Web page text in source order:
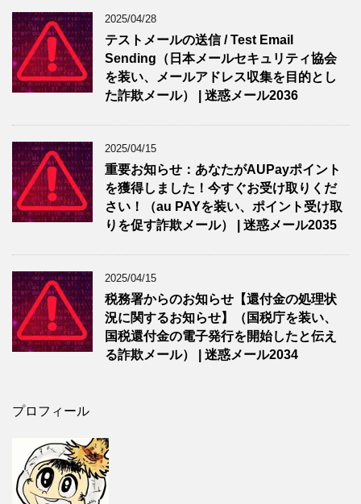
2025/04/28
テストメールの送信 / Test Email
Sending（日本メールセキュリティ協会
を装い、メールアドレス収集を目的とし
た詐欺メール） | 迷惑メール2036
2025/04/15
重要お知らせ：あなたがAUPayポイント
を獲得しました！今すぐお受け取りくだ
さい！（au PAYを装い、ポイント受け取
りを促す詐欺メール） | 迷惑メール2035
2025/04/15
税務署からのお知らせ【還付金の処理状
況に関するお知らせ】（国税庁を装い、
国税還付金の電子発行を開始したと伝え
る詐欺メール） | 迷惑メール2034
プロフィール